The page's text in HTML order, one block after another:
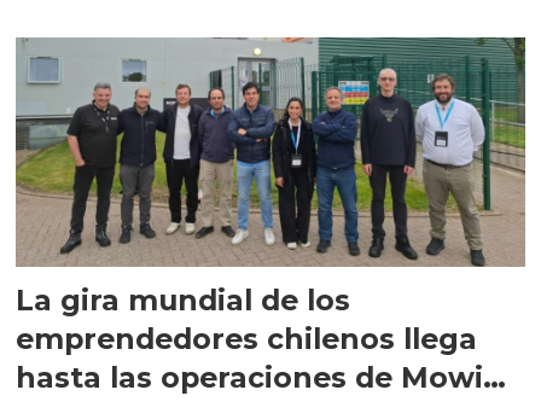
La gira mundial de los
emprendedores chilenos llega
hasta las operaciones de Mowi